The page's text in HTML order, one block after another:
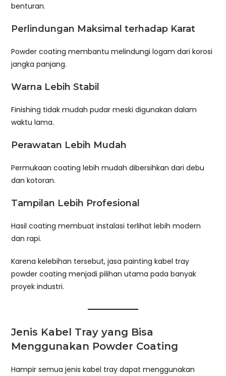
benturan.
Perlindungan Maksimal terhadap Karat
Powder coating membantu melindungi logam dari korosi
jangka panjang.
Warna Lebih Stabil
Finishing tidak mudah pudar meski digunakan dalam
waktu lama.
Perawatan Lebih Mudah
Permukaan coating lebih mudah dibersihkan dari debu
dan kotoran.
Tampilan Lebih Profesional
Hasil coating membuat instalasi terlihat lebih modern
dan rapi.
Karena kelebihan tersebut, jasa painting kabel tray
powder coating menjadi pilihan utama pada banyak
proyek industri.
Jenis Kabel Tray yang Bisa
Menggunakan Powder Coating
Hampir semua jenis kabel tray dapat menggunakan